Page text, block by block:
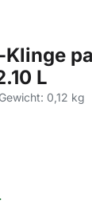
L
Gewicht: 0,12 kg